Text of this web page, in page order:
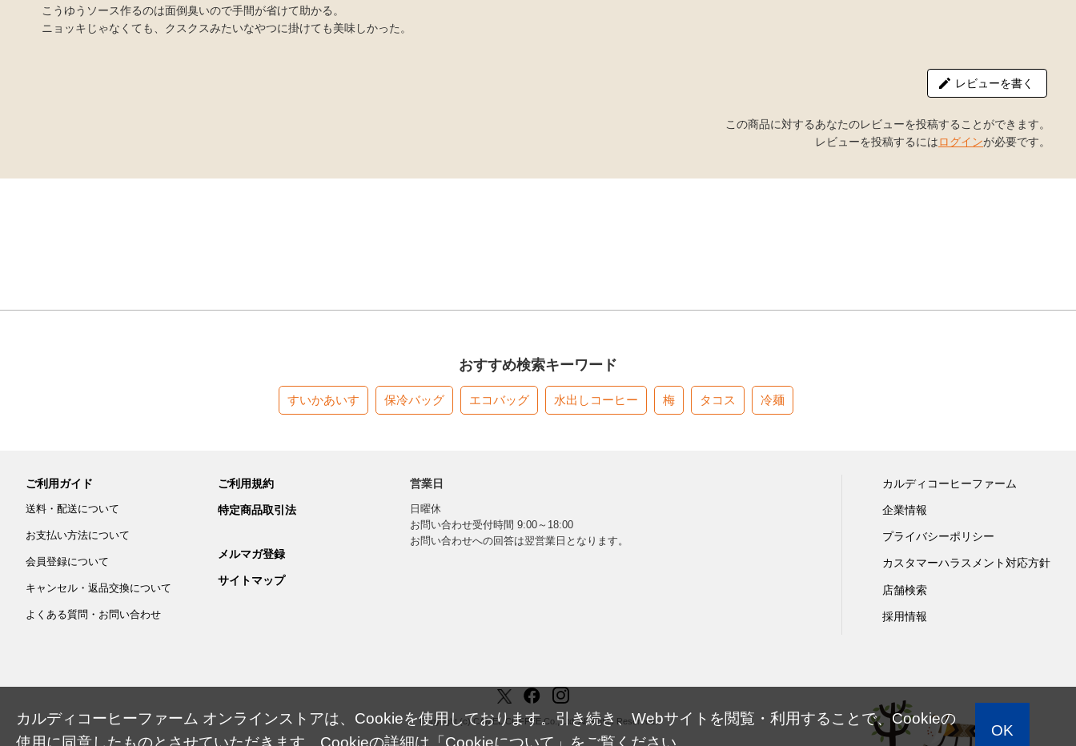
こうゆうソース作るのは面倒臭いので手間が省けて助かる。
ニョッキじゃなくても、クスクスみたいなやつに掛けても美味しかった。
レビューを書く
この商品に対するあなたのレビューを投稿することができます。
レビューを投稿するにはログインが必要です。
おすすめ検索キーワード
すいかあいす 保冷バッグ エコバッグ 水出しコーヒー 梅 タコス 冷麺
ご利用ガイド
送料・配送について
お支払い方法について
会員登録について
キャンセル・返品交換について
よくある質問・お問い合わせ
ご利用規約
特定商品取引法
メルマガ登録
サイトマップ
営業日
日曜休
お問い合わせ受付時間 9:00～18:00
お問い合わせへの回答は翌営業日となります。
カルディコーヒーファーム
企業情報
プライバシーポリシー
カスタマーハラスメント対応方針
店舗検索
採用情報
Copyright (c) CAMEL COFFEE Co., Ltd. All Rights Reserved.
カルディコーヒーファーム オンラインストアは、Cookieを使用しております。引き続き、Webサイトを閲覧・利用することで、Cookieの
使用に同意したものとさせていただきます。Cookieの詳細は「 Cookieについて 」をご覧ください。
OK